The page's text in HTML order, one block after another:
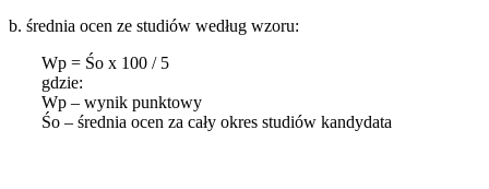
b. średnia ocen ze studiów według wzoru:
Wp = Śo x 100 / 5
gdzie:
Wp – wynik punktowy
Śo – średnia ocen za cały okres studiów kandydata